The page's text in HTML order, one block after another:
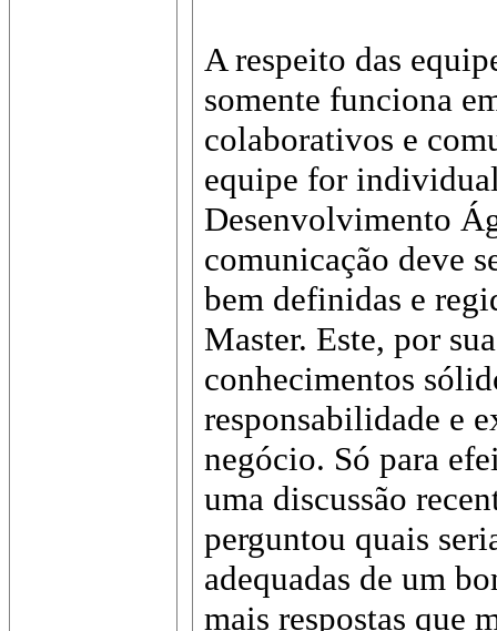
A respeito das
somente funciona
colaborativos e
equipe for
Desenvolvimento
comunicação deve
bem definidas e
Master. Este, por
conhecimentos
responsabilidade e
negócio. Só para
uma discussão
perguntou quais
adequadas de um
mais respostas que